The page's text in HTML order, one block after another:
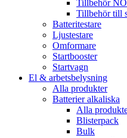
Tillbehör
Tillbehör till
Batteritestare
Ljustestare
Omformare
Startbooster
Startvagn
El & arbetsbelysning
Alla produkter
Batterier alkaliska
Alla
Blisterpack
Bulk